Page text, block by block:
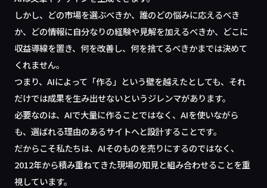
しかし、どの市場を選ぶべきか、誰のどの悩みに応えるべき
か、どの情報に自分なりの経験や見解を加えるべきか、どこに
収益導線を置き、何を改善し、何を捨てるべきかまでは決めて
くれません。
つまり、AIによって「作る」という壁を越えたとしても、それ
だけでは成果を生み出せないというジレンマがあります。
必要なのは、AIで大量に作ることではなく、AIを使いながら
も、選ばれる理由のあるサイトへと設計することです。
だからこそ私たちは、AIそのものを売りにするのではなく、
2012年から積み重ねてきた現場の知見と組み合わせることを重
視しています。